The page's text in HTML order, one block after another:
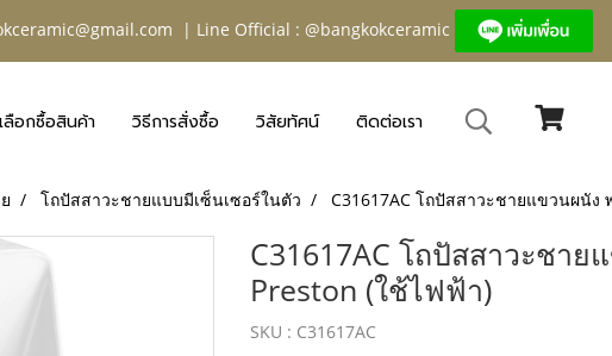
| Line Official : @bangkokceramic
เลือกซื้อสินค้า วิธีการสั่งซื้อ วิสัยทัศน์ ติดต่อเรา
โถปัสสาวะชายแบบมีเซ็นเซอร์ในตัว C31617AC โถปัสสาวะชายแขวนผนัง
C31617AC โถปัสสาวะชา
Preston (ใช้ไฟฟ้า)
SKU : C31617AC